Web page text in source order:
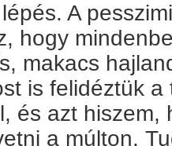
A
hogy
makacs
is felidéztük
és azt hiszem,
a múlton.